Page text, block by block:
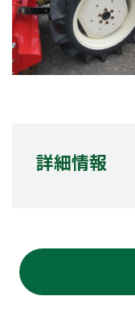
詳細情報